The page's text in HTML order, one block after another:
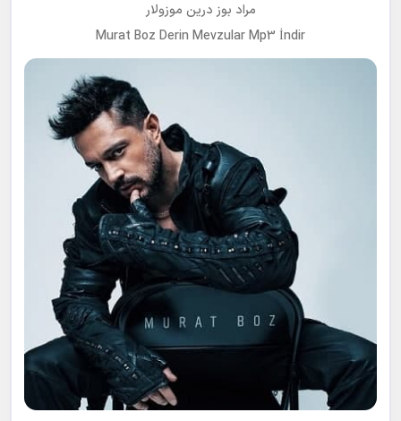
مراد بوز درین موزولار
Murat Boz Derin Mevzular Mp3 İndir